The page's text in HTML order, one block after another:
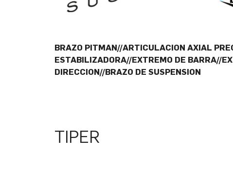
BRAZO PITMAN//ARTICULACION AXIAL
ESTABILIZADORA//EXTREMO DE BARRA//
DIRECCION//BRAZO DE SUSPENSION
TIPER